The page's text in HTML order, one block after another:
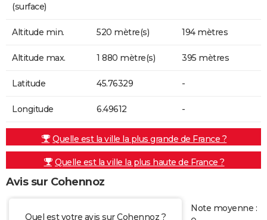
(surface)
Altitude min. 520 mètre(s) 194 mètres
Altitude max. 1 880 mètre(s) 395 mètres
Latitude 45.76329 -
Longitude 6.49612 -
Quelle est la ville la plus grande de France ?
Quelle est la ville la plus haute de France ?
Avis sur Cohennoz
Quel est votre avis sur Cohennoz ?
Note moyenne :